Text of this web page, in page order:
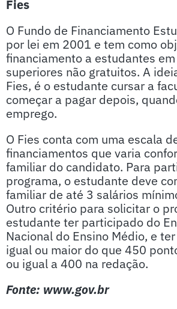
Fies
O Fundo de Financiamento
por lei em 2001 e tem como
financiamento a estudantes
superiores não gratuitos. A
Fies, é o estudante cursar a
começar a pagar depois,
emprego.
O Fies conta com uma escala
financiamentos que varia
familiar do candidato. Para
programa, o estudante deve
familiar de até 3 salários
Outro critério para solicitar o
estudante ter participado do
Nacional do Ensino Médio, e
igual ou maior do que 450
ou igual a 400 na redação.
Fonte: www.gov.br